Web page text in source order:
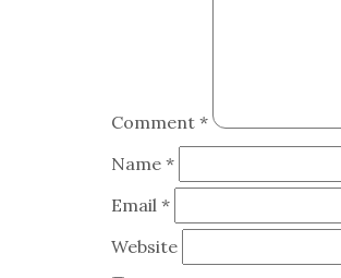
Comment *
Name *
Email *
Website